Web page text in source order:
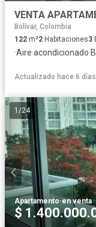
Bolívar, Colombia
122 m²2 Habitaciones3
·Aire acondicionado·
Actualizado hace 6 días
1 /24
Apartamento·en venta
$